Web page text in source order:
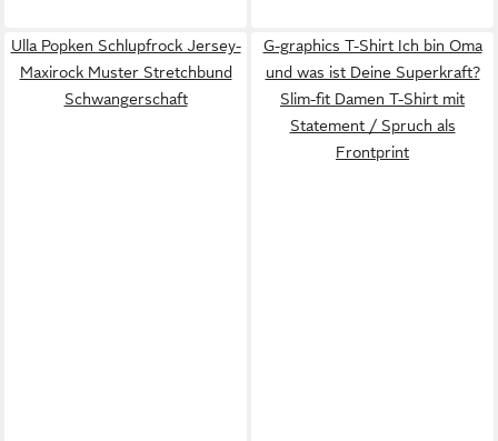
Ulla Popken Schlupfrock Jersey-
Maxirock Muster Stretchbund
Schwangerschaft
G-graphics T-Shirt Ich bin Oma
und was ist Deine Superkraft?
Slim-fit Damen T-Shirt mit
Statement / Spruch als
Frontprint